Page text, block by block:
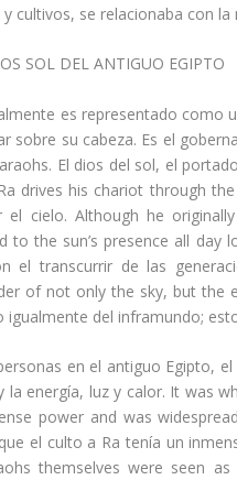
y cultivos, se relacionaba con la
SOL DEL ANTIGUO EGIPTO
es representado como
sobre su cabeza. Es el
El dios del sol, el
drives his chariot through
el cielo. Although he
to the sun’s presence all
el transcurrir de las
of not only the sky, but the
igualmente del inframundo;
en el antiguo Egipto,
la energía, luz y calor. It was
power and was
el culto a Ra tenía un
themselves were seen